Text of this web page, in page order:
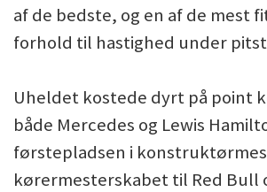
af de bedste, og en af de mest
forhold til hastighed under
Uheldet kostede dyrt på point
både Mercedes og Lewis
førstepladsen i
kørermesterskabet til Red Bull